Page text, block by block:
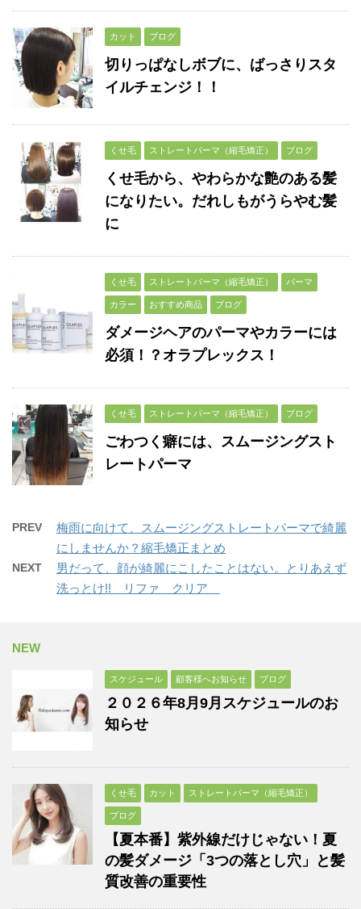
カット ブログ
切りっぱなしボブに、ばっさりスタ
イルチェンジ！！
くせ毛 ストレートパーマ（縮毛矯正） ブログ
くせ毛から、やわらかな艶のある髪
になりたい。だれしもがうらやむ髪
に
くせ毛 ストレートパーマ（縮毛矯正） パーマ
カラー おすすめ商品 ブログ
ダメージヘアのパーマやカラーには
必須！？オラプレックス！
くせ毛 ストレートパーマ（縮毛矯正） ブログ
ごわつく癖には、スムージングスト
レートパーマ
PREV
梅雨に向けて、スムージングストレートパーマで綺麗
にしませんか？縮毛矯正まとめ
NEXT
男だって、顔が綺麗にこしたことはない。とりあえず
洗っとけ!! リファ クリア
NEW
スケジュール 顧客様へお知らせ ブログ
２０２６年8月9月スケジュールのお
知らせ
くせ毛 カット ストレートパーマ（縮毛矯正）
ブログ
【夏本番】紫外線だけじゃない！夏
の髪ダメージ「3つの落とし穴」と髪
質改善の重要性